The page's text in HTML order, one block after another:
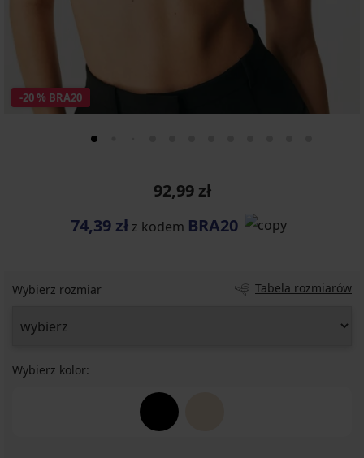
-20 % BRA20
92,99 zł
74,39 zł z kodem BRA20
Wybierz rozmiar Tabela rozmiarów
Wybierz kolor: